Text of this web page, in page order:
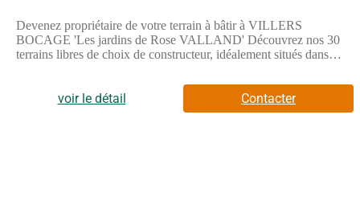
Devenez propriétaire de votre terrain à bâtir à VILLERS
BOCAGE 'Les jardins de Rose VALLAND' Découvrez nos 30
terrains libres de choix de constructeur, idéalement situés dans
commerces, écoles et services et à seulement 25 min de
CAENTerrains à partir de 57 900 Faites construire vote maison
dans un cadre de vie familial, apaisé et favorable au bien-vivre
voir le détail Contacter